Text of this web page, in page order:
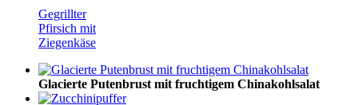
Gegrillter
Pfirsich mit
Ziegenkäse
Glacierte Putenbrust mit fruchtigem Chinakohlsalat